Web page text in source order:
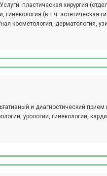
пластическая хирургия
гинекология (в т.ч. эстетическая
косметология, дерматология,
и диагностический прием
урологии, гинекологии,